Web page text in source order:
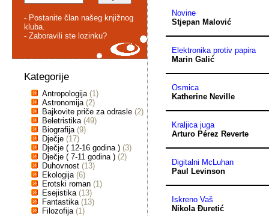
- Postanite član našeg knjižnog
kluba.
- Zaboravili ste lozinku?
Kategorije
Antropologija (1)
Astronomija (2)
Bajkovite priče za odrasle (2)
Beletristika (49)
Biografija (9)
Dječje (17)
Dječje ( 12-16 godina ) (3)
Dječje ( 7-11 godina ) (2)
Duhovnost (13)
Ekologija (6)
Erotski roman (1)
Esejistika (13)
Fantastika (13)
Filozofija (1)
Novine
Stjepan Malović
Elektronika protiv papira
Marin Galić
Osmica
Katherine Neville
Kraljica juga
Arturo Pérez Reverte
Digitalni McLuhan
Paul Levinson
Iskreno Vaš
Nikola Đuretić